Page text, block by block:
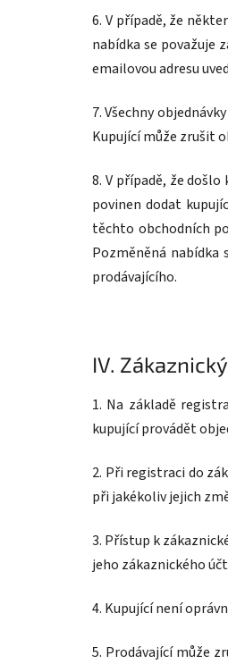
6. V případě, že
nabídka se považuje
emailovou adresu
7. Všechny
Kupující může zrušit
8. V případě, že
povinen dodat
těchto obchodních
Pozměněná nabídka
prodávajícího.
IV.
1. Na základě
kupující provádět
2. Při registraci do
při jakékoliv jejich
3. Přístup k
jeho zákaznického
4. Kupující není
5. Prodávající může